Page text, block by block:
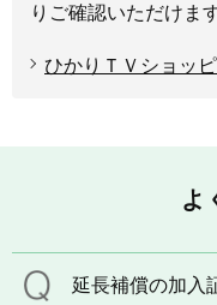
りご確認いただけます
ひかりＴＶショッ
よ
延長補償の加入